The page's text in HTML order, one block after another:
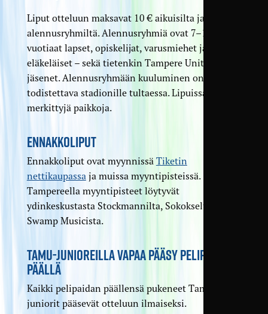
Liput otteluun maksavat 10 € aikuisilta ja 7 €
alennusryhmiltä. Alennusryhmiä ovat 7–16-
vuotiaat lapset, opiskelijat, varusmiehet ja
eläkeläiset – sekä tietenkin Tampere Unitedin
jäsenet. Alennusryhmään kuuluminen on
todistettava stadionille tultaessa. Lipuissa ei ole
merkittyjä paikkoja.
ENNAKKOLIPUT
Ennakkoliput ovat myynnissä Tiketin
nettikaupassa ja muissa myyntipisteissä.
Tampereella myyntipisteet löytyvät
ydinkeskustasta Stockmannilta, Sokokselta ja
Swamp Musicista.
TAMU-JUNIOREILLA VAPAA PÄÄSY PELIPAITA
PÄÄLLÄ
Kaikki pelipaidan päällensä pukeneet TamU-
juniorit pääsevät otteluun ilmaiseksi.